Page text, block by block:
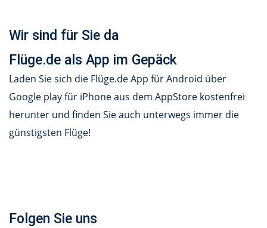
Wir sind für Sie da
Flüge.de als App im Gepäck
Laden Sie sich die Flüge.de App für Android über
Google play für iPhone aus dem AppStore kostenfrei
herunter und finden Sie auch unterwegs immer die
günstigsten Flüge!
Folgen Sie uns